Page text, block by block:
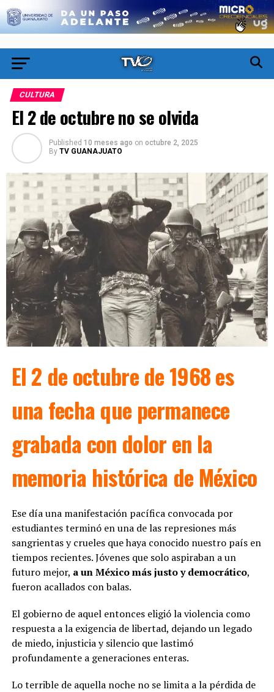
CULTURA
El 2 de octubre no se olvida
Published 10 meses ago on octubre 2, 2025
By TV GUANAJUATO
El 2 de octubre de 1968 es
una fecha que permanece
grabada con dolor en la
memoria histórica de México
Ese día una manifestación pacífica convocada por
estudiantes terminó en una de las represiones más
sangrientas y crueles que haya conocido nuestro país en
tiempos recientes. Jóvenes que solo aspiraban a un
futuro mejor, a un México más justo y democrático,
fueron acallados con balas.
El gobierno de aquel entonces eligió la violencia como
respuesta a la exigencia de libertad, dejando un legado
de miedo, injusticia y silencio que lastimó
profundamente a generaciones enteras.
Lo terrible de aquella noche no se limita a la pérdida de